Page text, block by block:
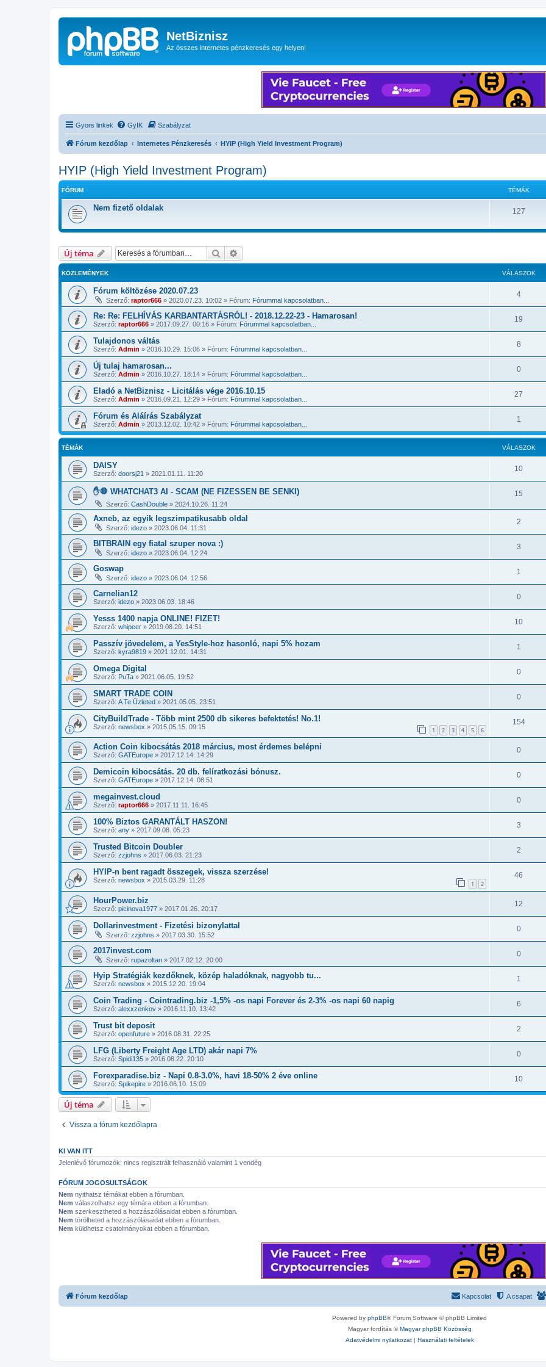
NetBiznisz
Az összes internetes pénzkeresés egy helyen!
Gyors linkek GyIK Szabályzat
Fórum kezdőlap Internetes Pénzkeresés HYIP (High Yield Investment Program)
HYIP (High Yield Investment Program)
FÓRUM TÉMÁK
Nem fizető oldalak 127
Új téma Keresés
KÖZLEMÉNYEK VÁLASZOK
Fórum költözése 2020.07.23
Szerző: raptor666 » 2020.07.23. 10:02 » Fórum: Fórummal kapcsolatban...
4
Re: Re: FELHÍVÁS KARBANTARTÁSRÓL! - 2018.12.22-23 - Hamarosan!
Szerző: raptor666 » 2017.09.27. 00:16 » Fórum: Fórummal kapcsolatban...
19
Tulajdonos váltás
Szerző: Admin » 2016.10.29. 15:06 » Fórum: Fórummal kapcsolatban...
8
Új tulaj hamarosan...
Szerző: Admin » 2016.10.27. 18:14 » Fórum: Fórummal kapcsolatban...
0
Eladó a NetBiznisz - Licitálás vége 2016.10.15
Szerző: Admin » 2016.09.21. 12:29 » Fórum: Fórummal kapcsolatban...
27
Fórum és Aláírás Szabályzat
Szerző: Admin » 2013.12.02. 10:42 » Fórum: Fórummal kapcsolatban...
1
TÉMÁK VÁLASZOK
DAISY
Szerző: doorsj21 » 2021.01.11. 11:20
10
✋🛑 WHATCHAT3 AI - SCAM (NE FIZESSEN BE SENKI)
Szerző: CashDouble » 2024.10.26. 11:24
15
Axneb, az egyik legszimpatikusabb oldal
Szerző: idezo » 2023.06.04. 11:31
2
BITBRAIN egy fiatal szuper nova :)
Szerző: idezo » 2023.06.04. 12:24
3
Goswap
Szerző: idezo » 2023.06.04. 12:56
1
Carnelian12
Szerző: idezo » 2023.06.03. 18:46
0
Yesss 1400 napja ONLINE! FIZET!
Szerző: whipeer » 2019.08.20. 14:51
10
Passzív jövedelem, a YesStyle-hoz hasonló, napi 5% hozam
Szerző: kyra9819 » 2021.12.01. 14:31
1
Omega Digital
Szerző: PuTa » 2021.06.05. 19:52
0
SMART TRADE COIN
Szerző: A Te Üzleted » 2021.05.05. 23:51
0
CityBuildTrade - Több mint 2500 db sikeres befektetés! No.1!
Szerző: newsbox » 2015.05.15. 09:15 1 2 3 4 5 6
154
Action Coin kibocsátás 2018 március, most érdemes belépni
Szerző: GATEurope » 2017.12.14. 14:29
0
Demicoin kibocsátás. 20 db. felíratkozási bónusz.
Szerző: GATEurope » 2017.12.14. 08:51
0
megainvest.cloud
Szerző: raptor666 » 2017.11.11. 16:45
0
100% Biztos GARANTÁLT HASZON!
Szerző: any » 2017.09.08. 05:23
3
Trusted Bitcoin Doubler
Szerző: zzjohns » 2017.06.03. 21:23
2
HYIP-n bent ragadt összegek, vissza szerzése!
Szerző: newsbox » 2015.03.29. 11:28 1 2
46
HourPower.biz
Szerző: picinova1977 » 2017.01.26. 20:17
12
Dollarinvestment - Fizetési bizonylattal
Szerző: zzjohns » 2017.03.30. 15:52
0
2017invest.com
Szerző: rupazoltan » 2017.02.12. 20:00
0
Hyip Stratégiák kezdőknek, közép haladóknak, nagyobb tu...
Szerző: newsbox » 2015.12.20. 19:04
1
Coin Trading - Cointrading.biz -1,5% -os napi Forever és 2-3% -os napi 60 napig
Szerző: alexxzenkov » 2016.11.10. 13:42
6
Trust bit deposit
Szerző: openfuture » 2016.08.31. 22:25
2
LFG (Liberty Freight Age LTD) akár napi 7%
Szerző: Spidi135 » 2016.08.22. 20:10
0
Forexparadise.biz - Napi 0.8-3.0%, havi 18-50% 2 éve online
Szerző: Spikepire » 2016.06.10. 15:09
10
Új téma
Vissza a fórum kezdőlapra
KI VAN ITT
Jelenlévő fórumozók: nincs regisztrált felhasználó valamint 1 vendég
FÓRUM JOGOSULTSÁGOK
Nem nyithatsz témákat ebben a fórumban.
Nem válaszolhatsz egy témára ebben a fórumban.
Nem szerkesztheted a hozzászólásaidat ebben a fórumban.
Nem törölheted a hozzászólásaidat ebben a fórumban.
Nem küldhetsz csatolmányokat ebben a fórumban.
Fórum kezdőlap A csapat
Kapcsolat
Powered by phpBB® Forum Software © phpBB Limited
Magyar fordítás ©Magyar phpBB Közösség
Adatvédelmi nyilatkozat| Használati feltételek